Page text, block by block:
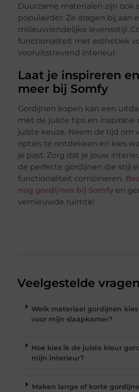
Duurzame materialen zijn ook
populairder. Ze dragen bij aan
milieuvriendelijke levensstijl.
functionaliteit met esthetiek
vooruitstrevend interieur.
Laat je inspireren
meer bij Somfy
Gordijnen kopen kan een
met de juiste tips en inspiratie
juiste keuze. Neem de tijd om
opties te ontdekken en kies
je past. Zorg dat je jouw
de perfecte gordijnen die stijl
functionaliteit combineren.
nog gordijnen bij Somfy en
vernieuwde ruimte!
Veelgestelde vragen
Welk materiaal gordijnen
voor mijn slaapkamer?
Hoe kies ik de juiste kleur
mijn interieur?
Maken lange of korte